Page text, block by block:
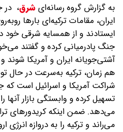
به گزارش گروه رسانه‌ایشرق، در
ایران، مقامات ترکیه‌ای بارها
ایستادند و از همسایه شرقی خود
جنگ پادرمیانی کرده و گفتند
آشتی‌جویانه ایران و آمریکا
هم زمان، ترکیه به‌سرعت در حال
شراکت آمریکا و اسرائیل است که
تسهیل کرده و وابستگی بازار
می‌دهد. ضمن اینکه کریدورهای
می‌راند و ترکیه را به دروازه انرژی